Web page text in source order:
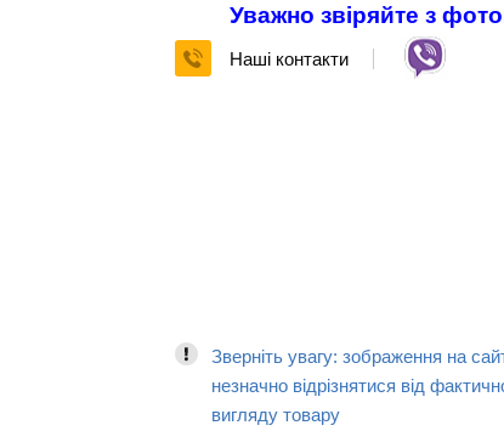
Уважно звіряйте з
Наші контакти
Зверніть увагу: зображення на
незначно відрізнятися від
вигляду товару